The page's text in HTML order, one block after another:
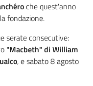
che quest'anno
fondazione.
serate consecutive:
"Macbeth" di William
, e sabato 8 agosto